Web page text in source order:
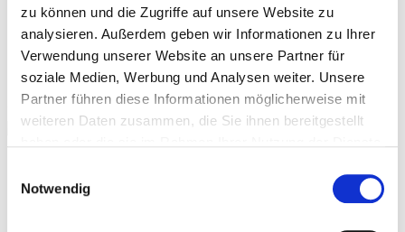
zu können und die Zugriffe auf unsere Website zu
analysieren. Außerdem geben wir Informationen zu Ihrer
Verwendung unserer Website an unsere Partner für
soziale Medien, Werbung und Analysen weiter. Unsere
Partner führen diese Informationen möglicherweise mit
weiteren Daten zusammen, die Sie ihnen bereitgestellt
Notwendig
BLOG
HÄUFIGE FRAGEN
Kalender